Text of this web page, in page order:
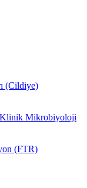
(Cildiye)
Klinik Mikrobiyoloji
(FTR)